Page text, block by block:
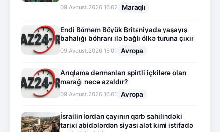
09.Avqust.2026 16:02 Maraqlı
Endi Börnem Böyük Britaniyada yaşayış
bahalığı böhranı ilə bağlı ölkə turuna çıxır
09.Avqust.2026 16:01 Avropa
Arıqlama dərmanları spirtli içkilərə olan
marağı necə azaldır?
09.Avqust.2026 16:01 Avropa
İsrailin İordan çayının qərb sahilindəki
tarixi abidələrdən siyasi alət kimi istifadə